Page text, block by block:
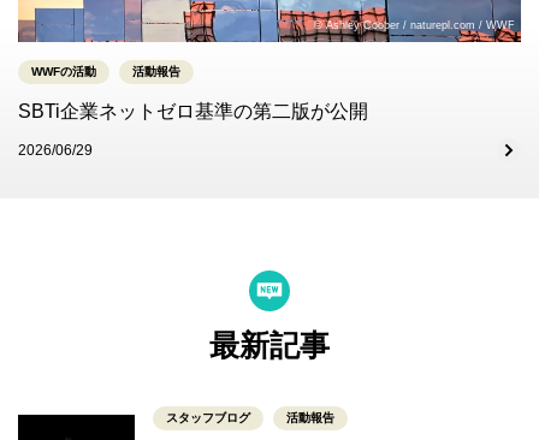
© Ashley Cooper / naturepl.com / WWF
WWFの活動 活動報告
SBTi企業ネットゼロ基準の第二版が公開
2026/06/29
最新記事
スタッフブログ 活動報告